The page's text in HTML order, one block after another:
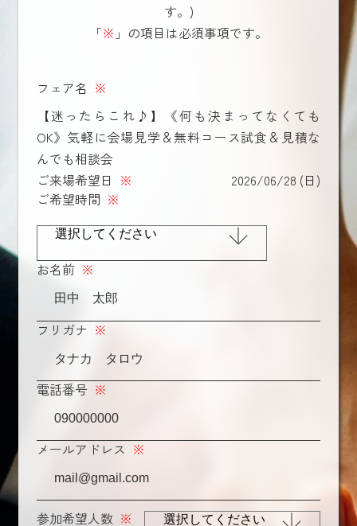
す。)
「※ 」の項目は必須事項です。
フェア名 ※
【迷ったらこれ♪】《何も決まってなくても
OK》気軽に会場見学＆無料コース試食＆見積な
んでも相談会
ご来場希望日 ※
2026/06/28 (日)
ご希望時間 ※
お名前 ※
フリガナ ※
電話番号 ※
メールアドレス ※
参加希望人数 ※